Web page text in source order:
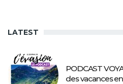
LATEST
PODCAST
des vacances